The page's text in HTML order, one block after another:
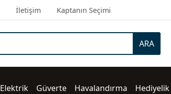
İletişim Kaptanın Seçimi
ARA
Elektrik Güverte Havalandırma Hediyelik